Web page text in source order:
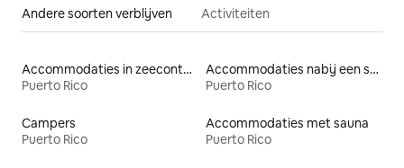
Andere soorten verblijven Activiteiten
Accommodaties in zeecontainers
Puerto Rico
Accommodaties nabij een strand
Puerto Rico
Campers
Puerto Rico
Accommodaties met sauna
Puerto Rico